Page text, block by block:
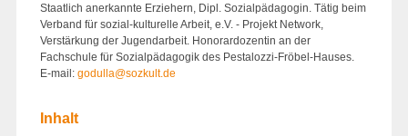
Staatlich anerkannte Erziehern, Dipl. Sozialpädagogin. Tätig beim
Verband für sozial-kulturelle Arbeit, e.V. - Projekt Network,
Verstärkung der Jugendarbeit. Honorardozentin an der
Fachschule für Sozialpädagogik des Pestalozzi-Fröbel-Hauses.
E-mail: godulla@sozkult.de
Inhalt